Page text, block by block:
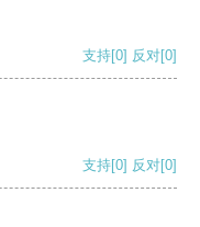
支持[0] 反对[0]
支持[0] 反对[0]